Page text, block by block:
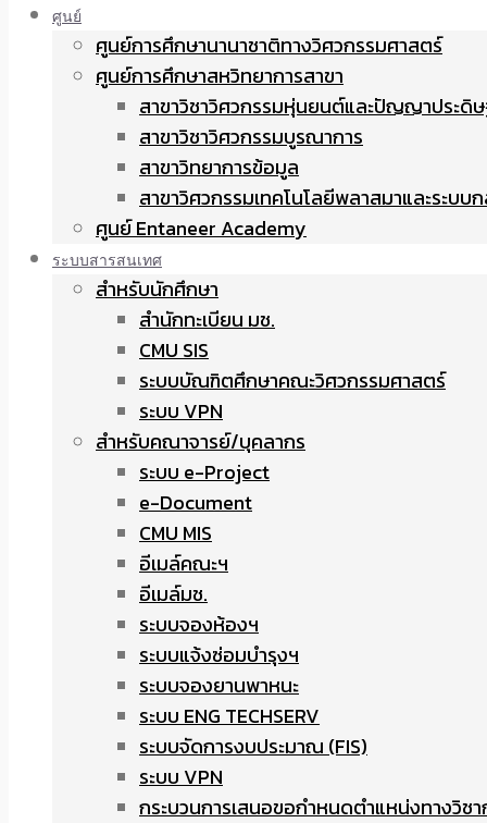
ศูนย์
ศูนย์การศึกษานานาชาติทางวิศวกรรมศาสตร์
ศูนย์การศึกษาสหวิทยาการสาขา
สาขาวิชาวิศวกรรมหุ่นยนต์และปัญญาประดิ
สาขาวิชาวิศวกรรมบูรณาการ
สาขาวิทยาการข้อมูล
สาขาวิศวกรรมเทคโนโลยีพลาสมาและระบบ
ศูนย์ Entaneer Academy
ระบบสารสนเทศ
สำหรับนักศึกษา
สำนักทะเบียน มช.
CMU SIS
ระบบบัณฑิตศึกษาคณะวิศวกรรมศาสตร์
ระบบ VPN
สำหรับคณาจารย์/บุคลากร
ระบบ e-Project
e-Document
CMU MIS
อีเมล์คณะฯ
อีเมล์มช.
ระบบจองห้องฯ
ระบบแจ้งซ่อมบำรุงฯ
ระบบจองยานพาหนะ
ระบบ ENG TECHSERV
ระบบจัดการงบประมาณ (FIS)
ระบบ VPN
กระบวนการเสนอขอกำหนดตำแหน่งทางวิช